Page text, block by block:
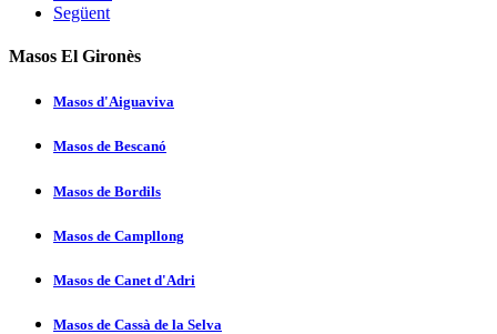
Següent
Masos El Gironès
Masos d'Aiguaviva
Masos de Bescanó
Masos de Bordils
Masos de Campllong
Masos de Canet d'Adri
Masos de Cassà de la Selva